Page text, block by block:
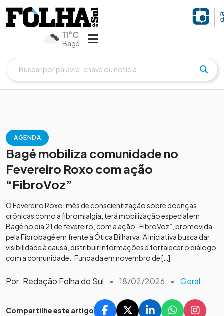
11°C
Bagé
AGENDA
Bagé mobiliza comunidade no
Fevereiro Roxo com ação
“FibroVoz”
O Fevereiro Roxo, mês de conscientização sobre doenças
crônicas como a fibromialgia, terá mobilização especial em
Bagé no dia 21 de fevereiro, com a ação “FibroVoz”, promovida
pela Fibrobagé em frente à Ótica Bilharva. A iniciativa busca dar
visibilidade à causa, distribuir informações e fortalecer o diálogo
com a comunidade. Fundada em novembro de […]
Por: Redação Folha do Sul • 18/02/2026 • Geral
Compartilhe este artigo